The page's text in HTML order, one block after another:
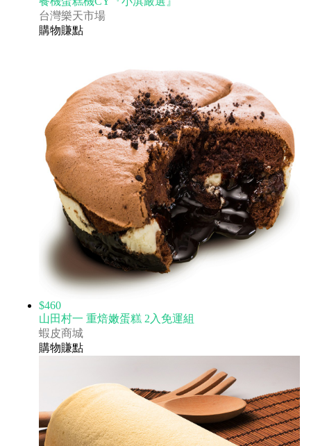
台灣樂天市場
購物賺點
$460
山田村一 重焙嫩蛋糕 2入免運組
蝦皮商城
購物賺點